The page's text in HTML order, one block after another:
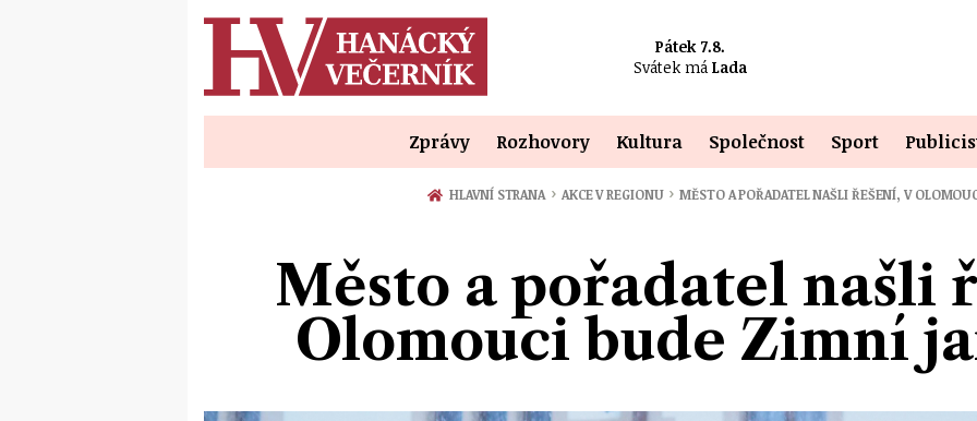
Pátek 7.8.
Svátek má Lada
Zprávy Rozhovory Kultura Společnost Sport
HLAVNÍ STRANA › AKCE V REGIONU › MĚSTO A POŘADATEL NAŠLI ŘEŠENÍ, V
Město a pořadatel našli
Olomouci bude Zimní